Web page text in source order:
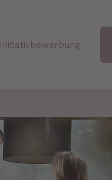
Initiativbewerbung